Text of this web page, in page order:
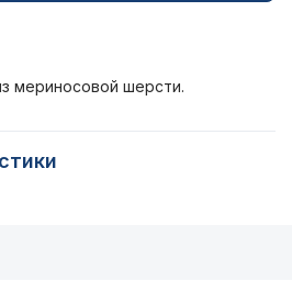
мериносовой шерсти.